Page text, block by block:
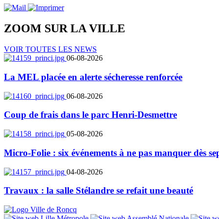
ZOOM SUR LAVILLE
VOIR TOUTES LES NEWS
06-08-2026
La MEL placée en alerte sécheresse renforcée
06-08-2026
Coup de frais dans le parc Henri-Desmettre
05-08-2026
Micro-Folie : six événements à ne pas manquer dès
04-08-2026
Travaux : la salle Stélandre se refait une beauté